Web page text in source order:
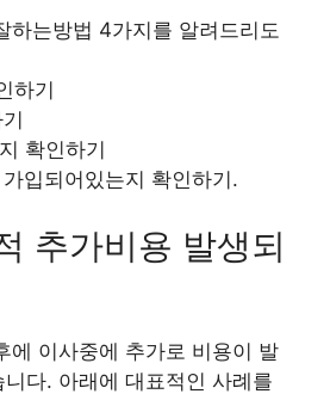
하는방법 4가지를 알려드리도
하기
확인하기
입되어있는지 확인하기.
추가비용 발생되
에 이사중에 추가로 비용이 발
다. 아래에 대표적인 사례를